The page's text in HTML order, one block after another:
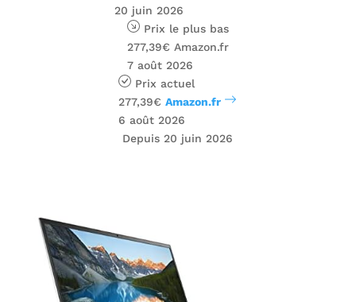
20 juin 2026
Prix ​​le plus bas
277,39€ Amazon.fr
7 août 2026
Prix ​​actuel
277,39€ Amazon.fr
6 août 2026
Depuis 20 juin 2026